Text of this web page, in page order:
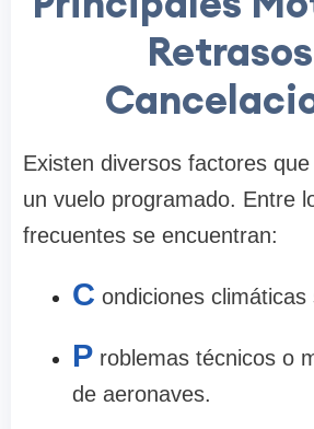
Existen diversos factores
un vuelo programado. Entre
frecuentes se encuentran:
C ondiciones climáticas
P roblemas técnicos o
de aeronaves.